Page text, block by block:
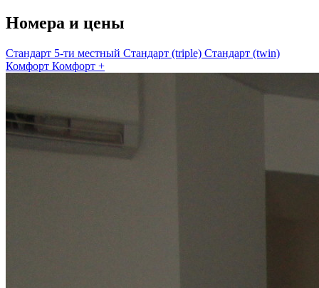
Номера и цены
Стандарт 5-ти местный Стандарт (triple) Стандарт (twin)
Комфорт Комфорт +